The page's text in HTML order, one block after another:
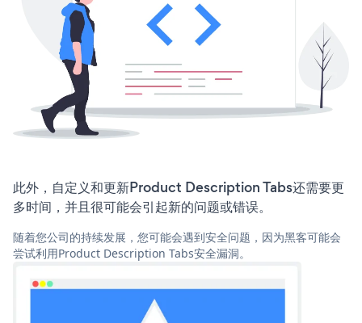
此外，自定义和更新Product Description Tabs还需要更
多时间，并且很可能会引起新的问题或错误。
随着您公司的持续发展，您可能会遇到安全问题，因为黑客可能会
尝试利用Product Description Tabs安全漏洞。